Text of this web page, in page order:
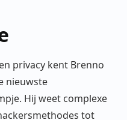
privacy kent Brenno
nieuwste
Hij weet complexe
tot